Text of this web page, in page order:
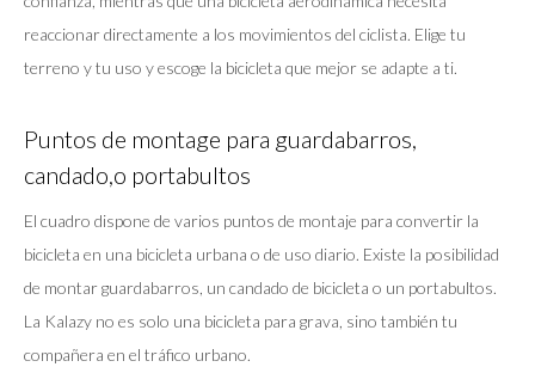
reaccionar directamente a los movimientos del ciclista. Elige tu
terreno y tu uso y escoge la bicicleta que mejor se adapte a ti.
Puntos de montage para guardabarros,
candado,o portabultos
El cuadro dispone de varios puntos de montaje para convertir la
bicicleta en una bicicleta urbana o de uso diario. Existe la posibilidad
de montar guardabarros, un candado de bicicleta o un portabultos.
La Kalazy no es solo una bicicleta para grava, sino también tu
compañera en el tráfico urbano.